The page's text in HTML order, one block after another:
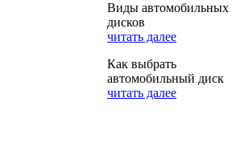
Виды автомобильных
дисков
читать далее
Как выбрать
автомобильный диск
читать далее